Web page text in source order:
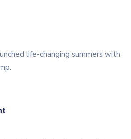
life-changing summers with